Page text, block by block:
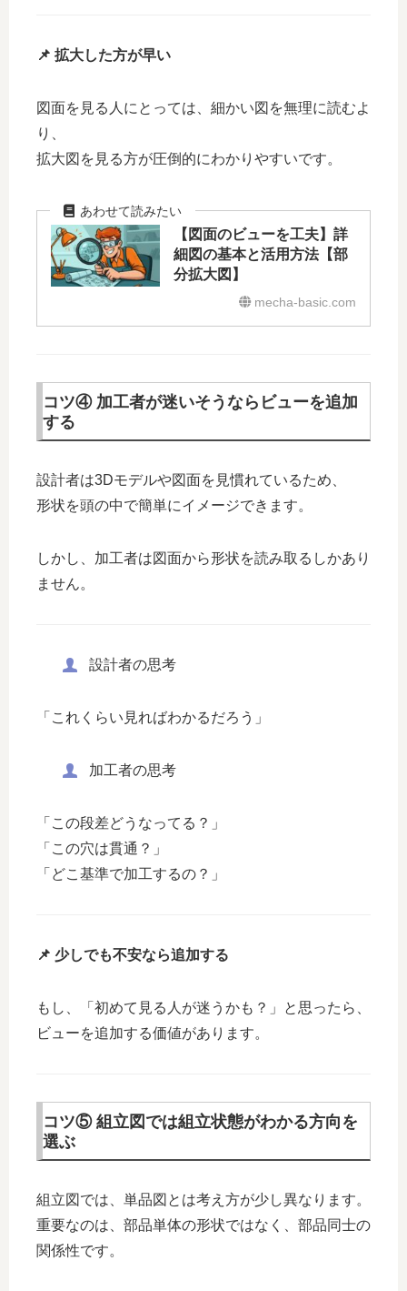
📌 拡大した方が早い
図面を見る人にとっては、細かい図を無理に読むよ
り、
拡大図を見る方が圧倒的にわかりやすいです。
【図面のビューを工夫】詳
細図の基本と活用方法【部
分拡大図】
mecha-basic.com
コツ④ 加工者が迷いそうならビューを追加
する
設計者は3Dモデルや図面を見慣れているため、
形状を頭の中で簡単にイメージできます。
しかし、加工者は図面から形状を読み取るしかあり
ません。
設計者の思考
「これくらい見ればわかるだろう」
加工者の思考
「この段差どうなってる？」
「この穴は貫通？」
「どこ基準で加工するの？」
📌 少しでも不安なら追加する
もし、「初めて見る人が迷うかも？」と思ったら、
ビューを追加する価値があります。
コツ⑤ 組立図では組立状態がわかる方向を
選ぶ
組立図では、単品図とは考え方が少し異なります。
重要なのは、部品単体の形状ではなく、部品同士の
関係性です。